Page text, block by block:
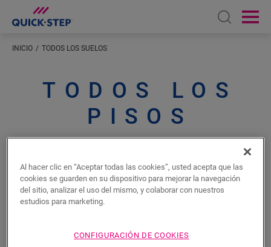
Open
INICIO TODOS LOS SUELOS
TODOS LOS
PISOS
Pisos mostrados
Mostrar imágenes de
FILTRO (1)
Al hacer clic en “Aceptar todas las cookies”, usted acepta que las
cookies se guarden en su dispositivo para mejorar la navegación
del sitio, analizar el uso del mismo, y colaborar con nuestros
estudios para marketing.
CONFIGURACIÓN DE COOKIES